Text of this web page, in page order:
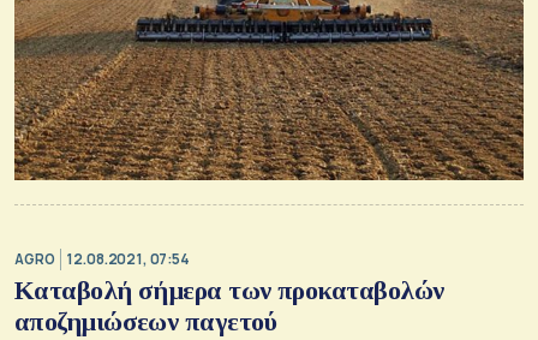
AGRO 12.08.2021, 07:54
Καταβολή σήμερα των προκαταβολών
αποζημιώσεων παγετού